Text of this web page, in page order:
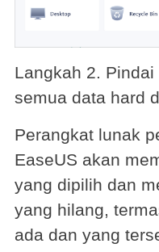
Langkah 2.
semua data hard
Perangkat lunak
EaseUS akan
yang dipilih dan
yang hilang,
ada dan yang